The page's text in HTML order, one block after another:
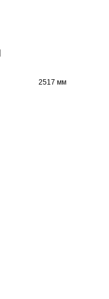
2517 мм